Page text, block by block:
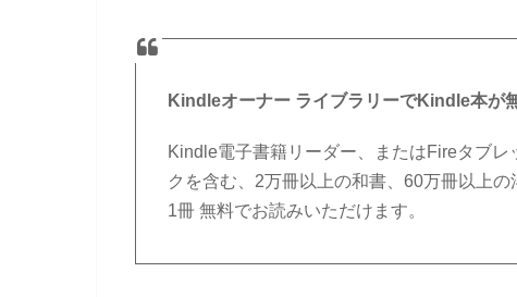
Kindleオーナー ライブラリーでKindle本が
Kindle電子書籍リーダー、またはFireタブ
クを含む、2万冊以上の和書、60万冊以上
1冊 無料でお読みいただけます。